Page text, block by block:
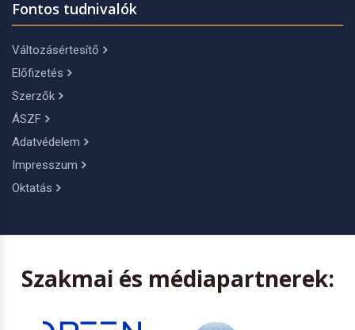
Fontos tudnivalók
Változásértesítő
Előfizetés
Szerzők
ÁSZF
Adatvédelem
Impresszum
Oktatás
Szakmai és médiapartnerek: